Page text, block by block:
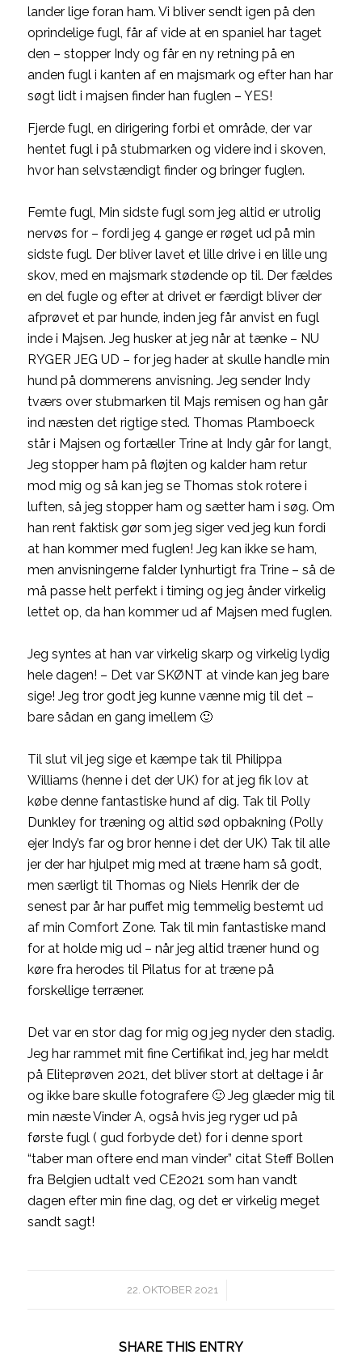
lander lige foran ham. Vi bliver sendt igen på den
oprindelige fugl, får af vide at en spaniel har taget
den – stopper Indy og får en ny retning på en
anden fugl i kanten af en majsmark og efter han har
søgt lidt i majsen finder han fuglen – YES!
Fjerde fugl, en dirigering forbi et område, der var
hentet fugl i på stubmarken og videre ind i skoven,
hvor han selvstændigt finder og bringer fuglen.
Femte fugl, Min sidste fugl som jeg altid er utrolig
nervøs for – fordi jeg 4 gange er røget ud på min
sidste fugl. Der bliver lavet et lille drive i en lille ung
skov, med en majsmark stødende op til. Der fældes
en del fugle og efter at drivet er færdigt bliver der
afprøvet et par hunde, inden jeg får anvist en fugl
inde i Majsen. Jeg husker at jeg når at tænke – NU
RYGER JEG UD – for jeg hader at skulle handle min
hund på dommerens anvisning. Jeg sender Indy
tværs over stubmarken til Majs remisen og han går
ind næsten det rigtige sted. Thomas Plamboeck
står i Majsen og fortæller Trine at Indy går for langt,
Jeg stopper ham på fløjten og kalder ham retur
mod mig og så kan jeg se Thomas stok rotere i
luften, så jeg stopper ham og sætter ham i søg. Om
han rent faktisk gør som jeg siger ved jeg kun fordi
at han kommer med fuglen! Jeg kan ikke se ham,
men anvisningerne falder lynhurtigt fra Trine – så de
må passe helt perfekt i timing og jeg ånder virkelig
lettet op, da han kommer ud af Majsen med fuglen.
Jeg syntes at han var virkelig skarp og virkelig lydig
hele dagen! – Det var SKØNT at vinde kan jeg bare
sige! Jeg tror godt jeg kunne vænne mig til det –
bare sådan en gang imellem 🙂
Til slut vil jeg sige et kæmpe tak til Philippa
Williams (henne i det der UK) for at jeg fik lov at
købe denne fantastiske hund af dig. Tak til Polly
Dunkley for træning og altid sød opbakning (Polly
ejer Indy’s far og bror henne i det der UK) Tak til alle
jer der har hjulpet mig med at træne ham så godt,
men særligt til Thomas og Niels Henrik der de
senest par år har puffet mig temmelig bestemt ud
af min Comfort Zone. Tak til min fantastiske mand
for at holde mig ud – når jeg altid træner hund og
køre fra herodes til Pilatus for at træne på
forskellige terræner.
Det var en stor dag for mig og jeg nyder den stadig.
Jeg har rammet mit fine Certifikat ind, jeg har meldt
på Eliteprøven 2021, det bliver stort at deltage i år
og ikke bare skulle fotografere 🙂 Jeg glæder mig til
min næste Vinder A, også hvis jeg ryger ud på
første fugl ( gud forbyde det) for i denne sport
“taber man oftere end man vinder” citat Steff Bollen
fra Belgien udtalt ved CE2021 som han vandt
dagen efter min fine dag, og det er virkelig meget
sandt sagt!
22. OKTOBER 2021
/
SHARE THIS ENTRY